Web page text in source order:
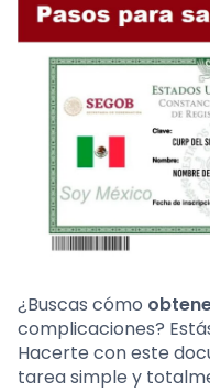
¿Buscas cómo
complicaciones?
Hacerte con este
tarea simple y